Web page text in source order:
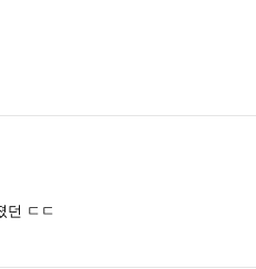
던 ㄷㄷ